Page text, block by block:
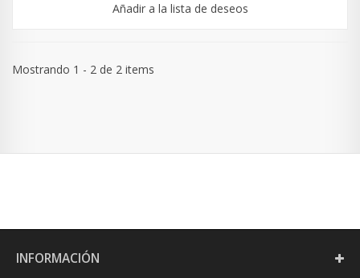
Añadir a la lista de deseos
Mostrando 1 - 2 de 2 items
INFORMACIÓN